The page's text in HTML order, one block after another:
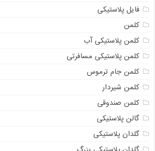
فایل پلاستیکی
کلمن
کلمن پلاستیکی آب
کلمن پلاستیکی مسافرتی
کلمن جام ترموس
کلمن شیردار
کلمن صندوقی
گالن پلاستیکی
گلدان پلاستیکی